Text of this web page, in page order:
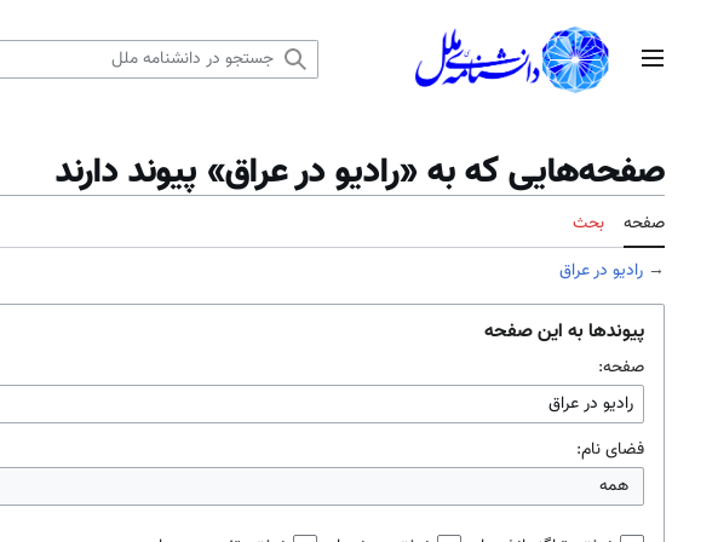
منوی اصلی
صفحه‌هایی که به «رادیو در عراق» پیوند دارند
صفحه
بحث
→ رادیو در عراق
پیوندها به این صفحه
صفحه:
فضای نام:
همه